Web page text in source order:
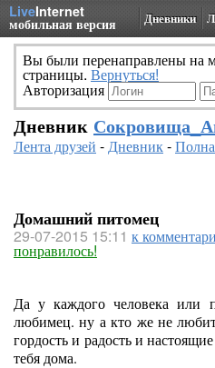
LiveInternet
мобильная версия Дневники
Вы были перенаправлены на
страницы. Вернуться!
Авторизация
Дневник
Лента друзей -Дневник-
Домашний питомец
29-07-2015 15:11 к
понравилось!
Да у каждого человека или
любимец. ну а кто же не
гордость и радость и
тебя дома.